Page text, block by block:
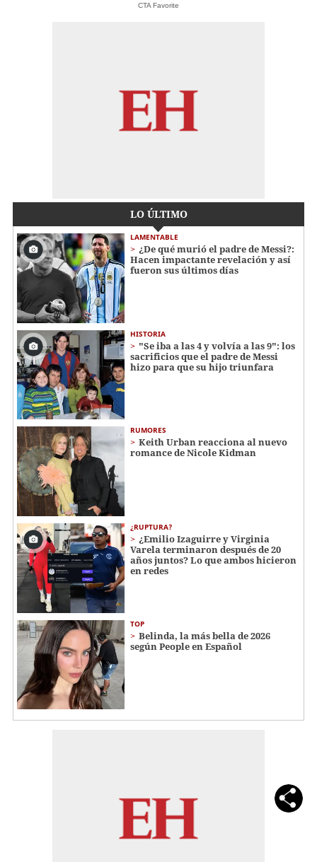
CTA Favorite
LO ÚLTIMO
LAMENTABLE
¿De qué murió el padre de Messi?:
Hacen impactante revelación y así
fueron sus últimos días
HISTORIA
"Se iba a las 4 y volvía a las 9": los
sacrificios que el padre de Messi
hizo para que su hijo triunfara
RUMORES
Keith Urban reacciona al nuevo
romance de Nicole Kidman
¿RUPTURA?
¿Emilio Izaguirre y Virginia
Varela terminaron después de 20
años juntos? Lo que ambos hicieron
en redes
TOP
Belinda, la más bella de 2026
según People en Español